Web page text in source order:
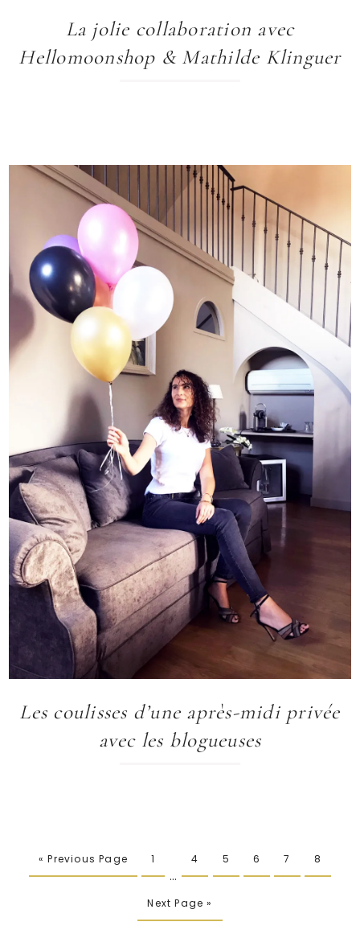
La jolie collaboration avec
Hellomoonshop & Mathilde Klinguer
Les coulisses d’une après-midi privée
avec les blogueuses
« Previous Page 1
…
4 5 6 7 8
Next Page »